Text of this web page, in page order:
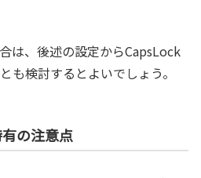
は、後述の設定からCapsLock
も検討するとよいでしょう。
の注意点